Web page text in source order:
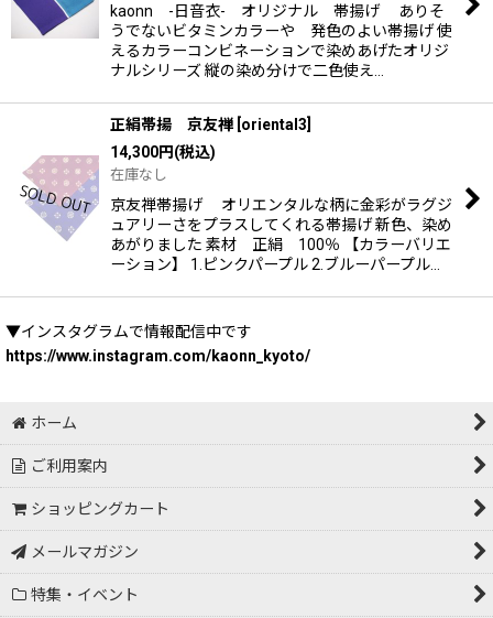
kaonn -日音衣- オリジナル 帯揚げ ありそ
うでないビタミンカラーや 発色のよい帯揚げ 使
えるカラーコンビネーションで染めあげたオリジ
ナルシリーズ 縦の染め分けで二色使え…
正絹帯揚 京友禅 oriental3
14,300円(税込)
在庫なし
京友禅帯揚げ オリエンタルな柄に金彩がラグジ
ュアリーさをプラスしてくれる帯揚げ 新色、染め
あがりました 素材 正絹 100％ 【カラーバリエ
ーション】 1.ピンクパープル 2.ブルーパープル…
▼インスタグラムで情報配信中です
https://www.instagram.com/kaonn_kyoto/
ホーム
ご利用案内
ショッピングカート
メールマガジン
特集・イベント